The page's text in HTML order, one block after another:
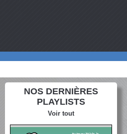
NOS DERNIÈRES
PLAYLISTS
Voir tout